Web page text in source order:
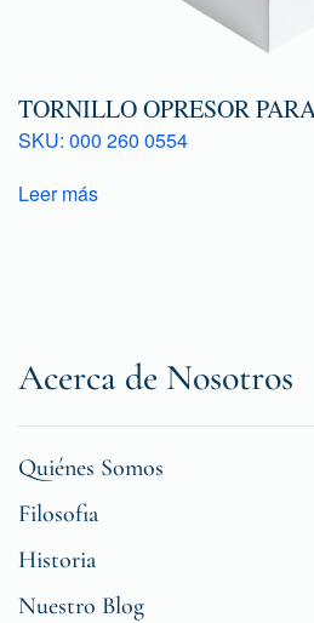
TORNILLO OPRESOR
SKU: 000 260 0554
Leer más
Acerca de Nosotros
Quiénes Somos
Filosofia
Historia
Nuestro Blog